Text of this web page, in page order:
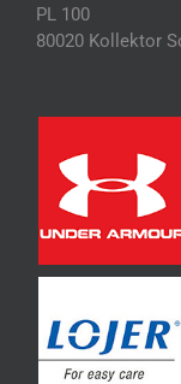
PL 100
80020 Kollektor